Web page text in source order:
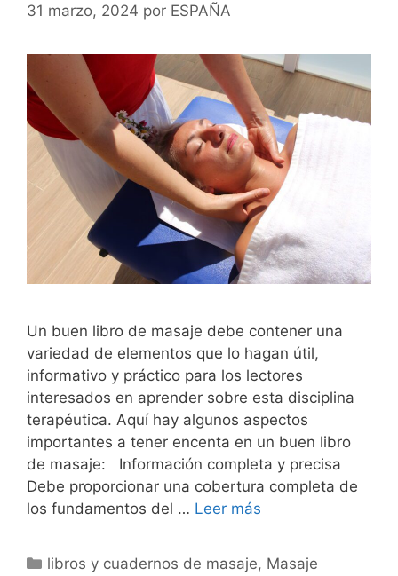
31 marzo, 2024 por ESPAÑA
Un buen libro de masaje debe contener una
variedad de elementos que lo hagan útil,
informativo y práctico para los lectores
interesados en aprender sobre esta disciplina
terapéutica. Aquí hay algunos aspectos
importantes a tener encenta en un buen libro
de masaje: Información completa y precisa
Debe proporcionar una cobertura completa de
los fundamentos del … Leer más
Categorías
libros y cuadernos de masaje, Masaje